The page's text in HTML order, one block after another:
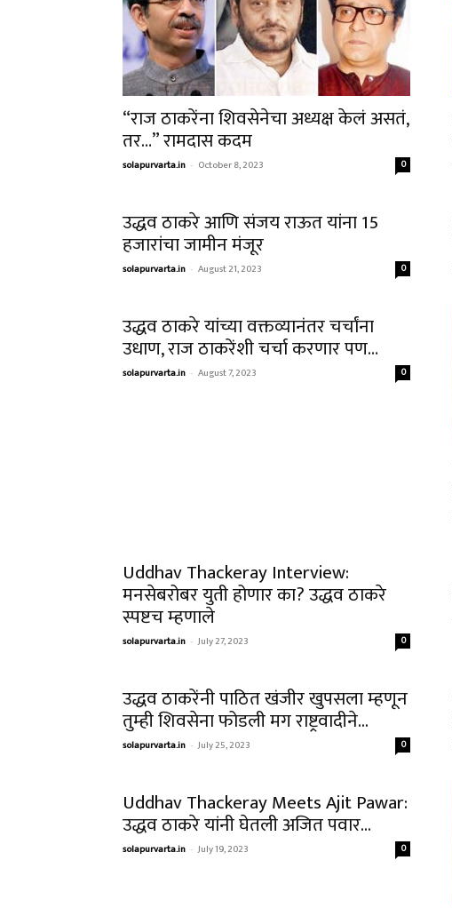
“राज ठाकरेंना शिवसेनेचा अध्यक्ष केलं असतं,
तर…” रामदास कदम
solapurvarta.in - October 8, 2023 0
उद्धव ठाकरे आणि संजय राऊत यांना 15
हजारांचा जामीन मंजूर
solapurvarta.in - August 21, 2023 0
उद्धव ठाकरे यांच्या वक्तव्यानंतर चर्चांना
उधाण, राज ठाकरेंशी चर्चा करणार पण…
solapurvarta.in - August 7, 2023 0
Uddhav Thackeray Interview:
मनसेबरोबर युती होणार का? उद्धव ठाकरे
स्पष्टच म्हणाले
solapurvarta.in - July 27, 2023 0
उद्धव ठाकरेंनी पाठित खंजीर खुपसला म्हणून
तुम्ही शिवसेना फोडली मग राष्ट्रवादीने...
solapurvarta.in - July 25, 2023 0
Uddhav Thackeray Meets Ajit Pawar:
उद्धव ठाकरे यांनी घेतली अजित पवार...
solapurvarta.in - July 19, 2023 0